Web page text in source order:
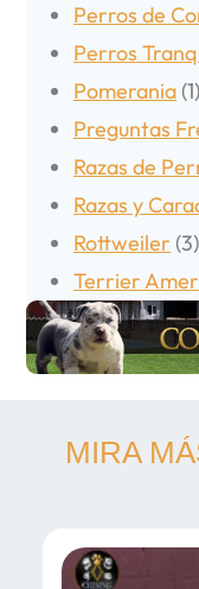
Perros de
Perros
Pomerania (1)
Preguntas
Razas de
Razas y
Rottweiler (3)
Terrier
MIRA